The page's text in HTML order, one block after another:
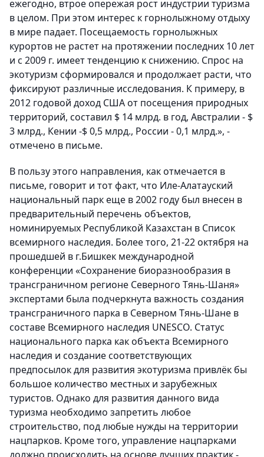
ежегодно, втрое опережая рост индустрии туризма
в целом. При этом интерес к горнолыжному отдыху
в мире падает. Посещаемость горнолыжных
курортов не растет на протяжении последних 10 лет
и с 2009 г. имеет тенденцию к снижению. Спрос на
экотуризм сформировался и продолжает расти, что
фиксируют различные исследования. К примеру, в
2012 годовой доход США от посещения природных
территорий, составил $ 14 млрд. в год, Австралии - $
3 млрд., Кении -$ 0,5 млрд., России - 0,1 млрд.», -
отмечено в письме.
В пользу этого направления, как отмечается в
письме, говорит и тот факт, что Иле-Алатауский
национальный парк еще в 2002 году был внесен в
предварительный перечень объектов,
номинируемых Республикой Казахстан в Список
всемирного наследия. Более того, 21-22 октября на
прошедшей в г.Бишкек международной
конференции «Сохранение биоразнообразия в
трансграничном регионе Северного Тянь-Шаня»
экспертами была подчеркнута важность создания
трансграничного парка в Северном Тянь-Шане в
составе Всемирного наследия UNESCO. Статус
национального парка как объекта Всемирного
наследия и создание соответствующих
предпосылок для развития экотуризма привлёк бы
большое количество местных и зарубежных
туристов. Однако для развития данного вида
туризма необходимо запретить любое
строительство, под любые нужды на территории
нацпарков. Кроме того, управление нацпарками